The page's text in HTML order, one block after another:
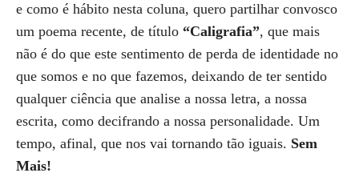
e como é hábito nesta coluna, quero partilhar convosco
um poema recente, de título “Caligrafia”, que mais
não é do que este sentimento de perda de identidade no
que somos e no que fazemos, deixando de ter sentido
qualquer ciência que analise a nossa letra, a nossa
escrita, como decifrando a nossa personalidade. Um
tempo, afinal, que nos vai tornando tão iguais. Sem
Mais!